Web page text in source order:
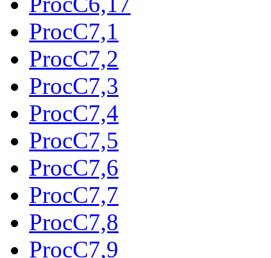
ProcC7,1
ProcC7,2
ProcC7,3
ProcC7,4
ProcC7,5
ProcC7,6
ProcC7,7
ProcC7,8
ProcC7,9